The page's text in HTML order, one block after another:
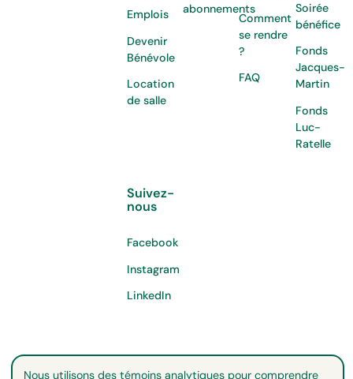
Nous utilisons des témoins analytiques pour comprendre
Emplois
Devenir
Bénévole
Location
de salle
abonnements
Comment
se rendre
?
FAQ
Soirée
bénéfice
Fonds
Jacques-
Martin
Fonds
Luc-
Ratelle
Suivez-
nous
Facebook
Instagram
LinkedIn